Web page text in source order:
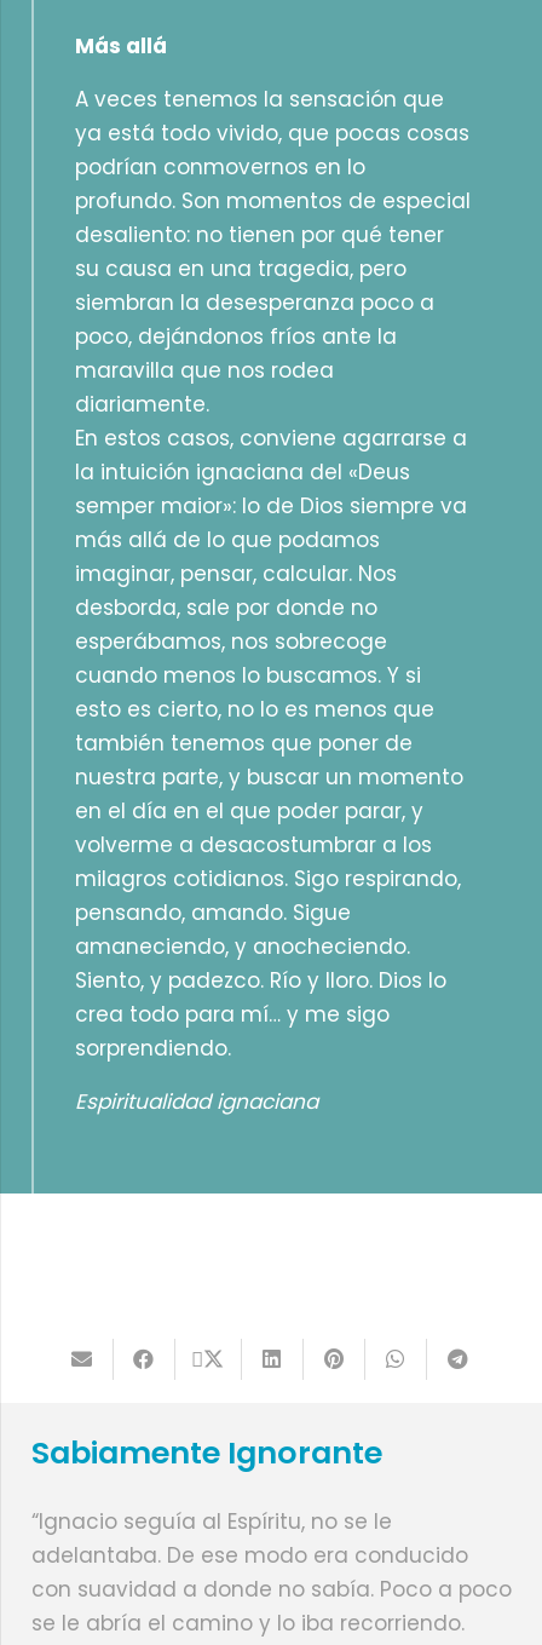
Más allá
A veces tenemos la sensación que
ya está todo vivido, que pocas cosas
podrían conmovernos en lo
profundo. Son momentos de especial
desaliento: no tienen por qué tener
su causa en una tragedia, pero
siembran la desesperanza poco a
poco, dejándonos fríos ante la
maravilla que nos rodea
diariamente.
En estos casos, conviene agarrarse a
la intuición ignaciana del «Deus
semper maior»: lo de Dios siempre va
más allá de lo que podamos
imaginar, pensar, calcular. Nos
desborda, sale por donde no
esperábamos, nos sobrecoge
cuando menos lo buscamos. Y si
esto es cierto, no lo es menos que
también tenemos que poner de
nuestra parte, y buscar un momento
en el día en el que poder parar, y
volverme a desacostumbrar a los
milagros cotidianos. Sigo respirando,
pensando, amando. Sigue
amaneciendo, y anocheciendo.
Siento, y padezco. Río y lloro. Dios lo
crea todo para mí… y me sigo
sorprendiendo.
Espiritualidad ignaciana
Sabiamente Ignorante
“Ignacio seguía al Espíritu, no se le
adelantaba. De ese modo era conducido
con suavidad a donde no sabía. Poco a poco
se le abría el camino y lo iba recorriendo.